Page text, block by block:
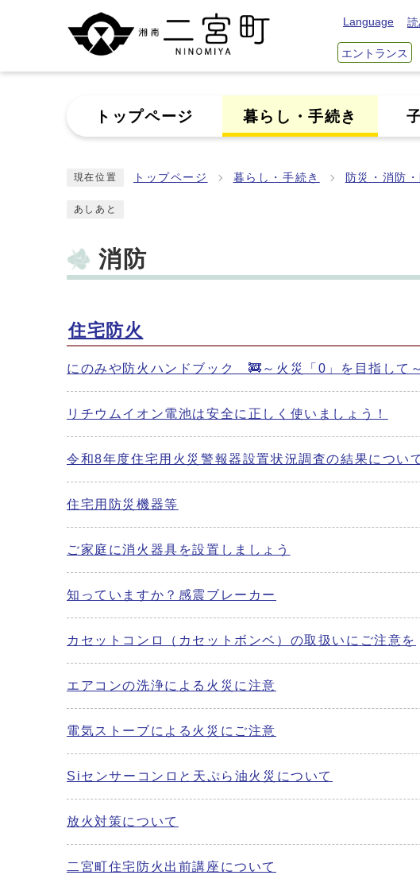
Language
エントランス
トップページ 暮らし・手続き
現在位置 トップページ 暮らし・手続き 防災・消防
あしあと
消防
住宅防火
にのみや防火ハンドブック 🚒～火災「0」を目指して
リチウムイオン電池は安全に正しく使いましょう！
令和8年度住宅用火災警報器設置状況調査の結果につい
住宅用防災機器等
ご家庭に消火器具を設置しましょう
知っていますか？感震ブレーカー
カセットコンロ（カセットボンベ）の取扱いにご注意を
エアコンの洗浄による火災に注意
電気ストーブによる火災にご注意
Siセンサーコンロと天ぷら油火災について
放火対策について
二宮町住宅防火出前講座について